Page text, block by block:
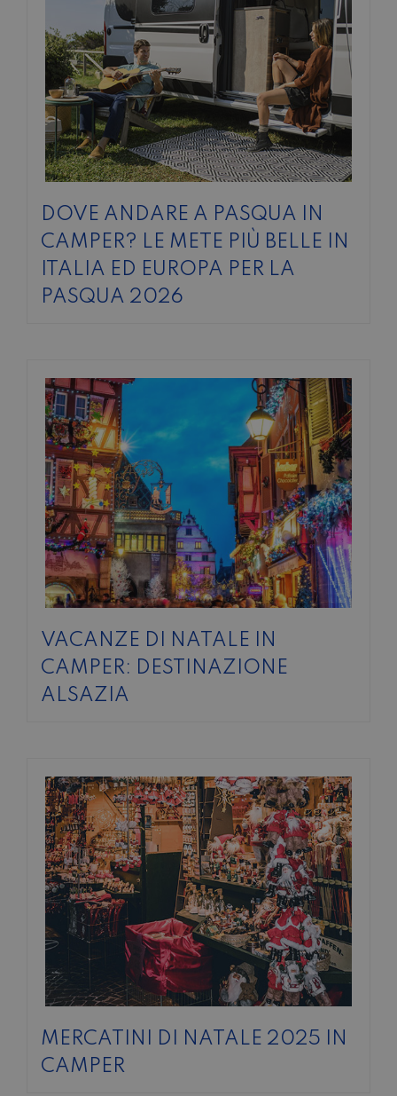
DOVE ANDARE A PASQUA IN
CAMPER? LE METE PIÙ BELLE IN
ITALIA ED EUROPA PER LA
PASQUA 2026
VACANZE DI NATALE IN
CAMPER: DESTINAZIONE
ALSAZIA
MERCATINI DI NATALE 2025 IN
CAMPER